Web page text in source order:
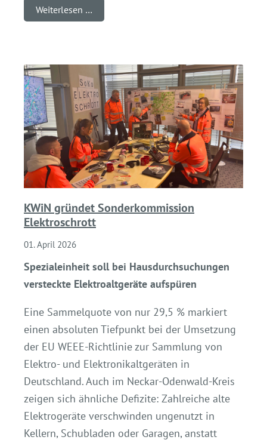
Weiterlesen …
KWiN gründet Sonderkommission
Elektroschrott
01. April 2026
Spezialeinheit soll bei Hausdurchsuchungen
versteckte Elektroaltgeräte aufspüren
Eine Sammelquote von nur 29,5 % markiert
einen absoluten Tiefpunkt bei der Umsetzung
der EU WEEE-Richtlinie zur Sammlung von
Elektro- und Elektronikaltgeräten in
Deutschland. Auch im Neckar-Odenwald-Kreis
zeigen sich ähnliche Defizite: Zahlreiche alte
Elektrogeräte verschwinden ungenutzt in
Kellern, Schubladen oder Garagen, anstatt